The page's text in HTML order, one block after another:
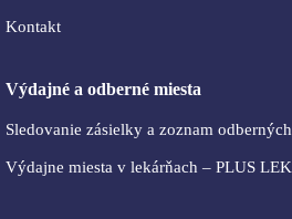
Kontakt
Výdajné a odberné miesta
Sledovanie zásielky a zoznam
Výdajne miesta v lekárňach – PLUS